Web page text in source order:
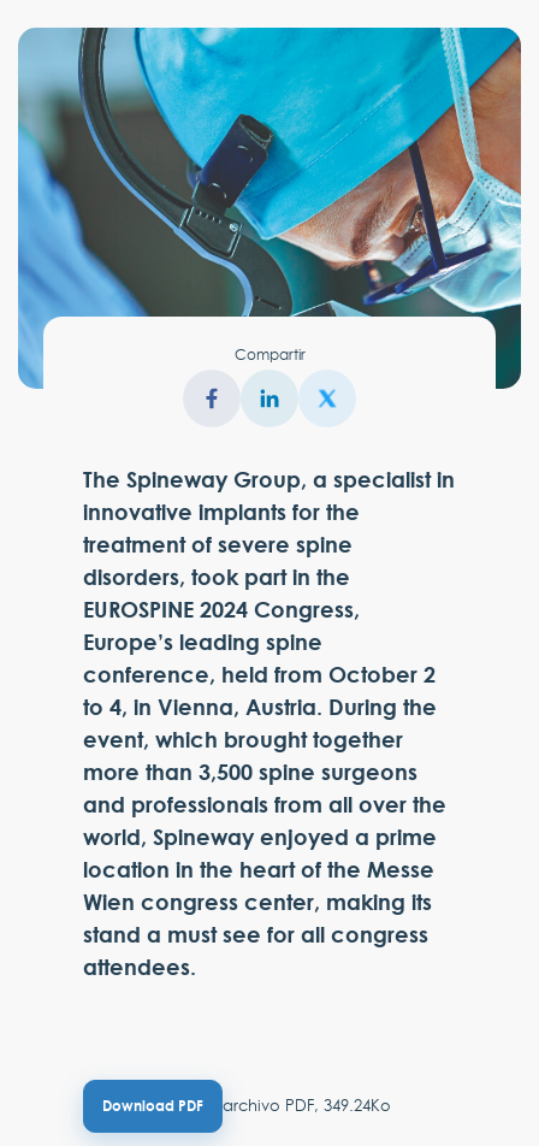
Compartir
The Spineway Group, a specialist in
innovative implants for the
treatment of severe spine
disorders, took part in the
EUROSPINE 2024 Congress,
Europe’s leading spine
conference, held from October 2
to 4, in Vienna, Austria. During the
event, which brought together
more than 3,500 spine surgeons
and professionals from all over the
world, Spineway enjoyed a prime
location in the heart of the Messe
Wien congress center, making its
stand a must see for all congress
attendees.
Download PDF archivo PDF, 349.24Ko